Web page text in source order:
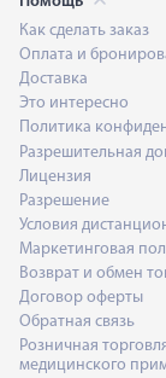
Как сделать заказ
Оплата и
Доставка
Это интересно
Политика
Разрешительная
Лицензия
Разрешение
Условия
Маркетинговая
Возврат и обмен
Договор оферты
Обратная связь
Розничная
медицинского